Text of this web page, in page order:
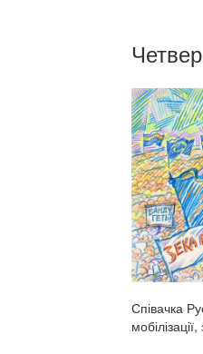
Співачка